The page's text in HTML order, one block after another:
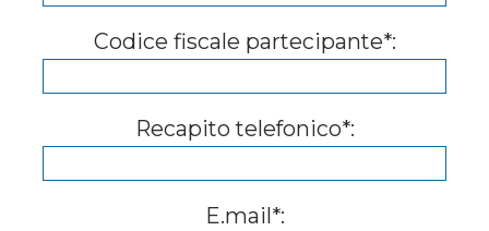
Codice fiscale partecipante*:
Recapito telefonico*:
E.mail*: